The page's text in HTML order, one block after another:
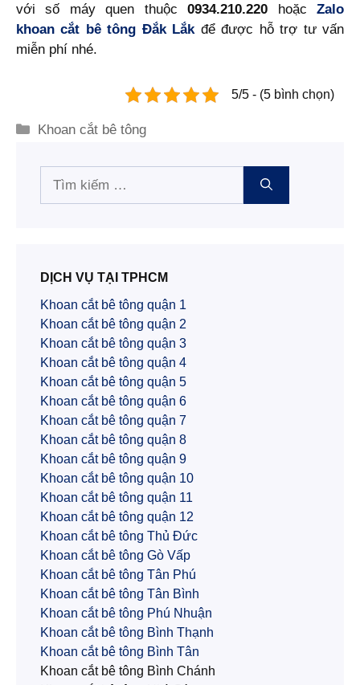
với số máy quen thuộc0934.210.220 hoặcZalo
khoan cắt bê tông Đắk Lắk để được hỗ trợ tư vấn
miễn phí nhé.
5/5 - (5 bình chọn)
Danh
Khoan cắt bê tông
kiếm
DỊCH VỤ TẠI TPHCM
Khoan cắt bê tông quận 1
Khoan cắt bê tông quận 2
Khoan cắt bê tông quận 3
Khoan cắt bê tông quận 4
Khoan cắt bê tông quận 5
Khoan cắt bê tông quận 6
Khoan cắt bê tông quận 7
Khoan cắt bê tông quận 8
Khoan cắt bê tông quận 9
Khoan cắt bê tông quận 10
Khoan cắt bê tông quận 11
Khoan cắt bê tông quận 12
Khoan cắt bê tông Thủ Đức
Khoan cắt bê tông Gò Vấp
Khoan cắt bê tông Tân Phú
Khoan cắt bê tông Tân Bình
Khoan cắt bê tông Phú Nhuận
Khoan cắt bê tông Bình Thạnh
Khoan cắt bê tông Bình Tân
Khoan cắt bê tông Bình Chánh